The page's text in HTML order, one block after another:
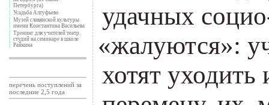
Петербурга)
Усадьба Алтуфьево
Музей славянской культуры
имени Константина Васильева
Тренинг для учителей театр.
студий на семинаре в школе
Райкина
перечень поступлений за
последние 2,5 года
удачных
«жалуются»:
хотят уходить